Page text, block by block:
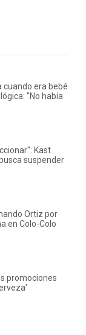
era bebé
"No había
Kast
suspender
Ortiz por
en Colo-Colo
promociones